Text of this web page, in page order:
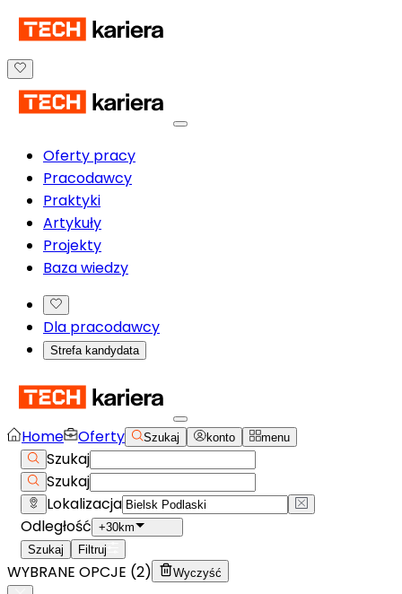
Oferty pracy
Pracodawcy
Praktyki
Artykuły
Projekty
Baza wiedzy
Dla pracodawcy
Strefa kandydata
Home Oferty Szukaj konto menu
Szukaj
Szukaj
Lokalizacja
Odległość +30km
Szukaj
Filtruj
WYBRANE OPCJE (2) Wyczyść